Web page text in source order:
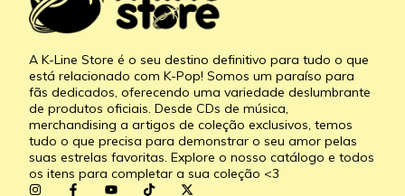
A K-Line Store é o seu destino definitivo para tudo o que
está relacionado com K-Pop! Somos um paraíso para
fãs dedicados, oferecendo uma variedade deslumbrante
de produtos oficiais. Desde CDs de música,
merchandising a artigos de coleção exclusivos, temos
tudo o que precisa para demonstrar o seu amor pelas
suas estrelas favoritas. Explore o nosso catálogo e todos
os itens para completar a sua coleção <3